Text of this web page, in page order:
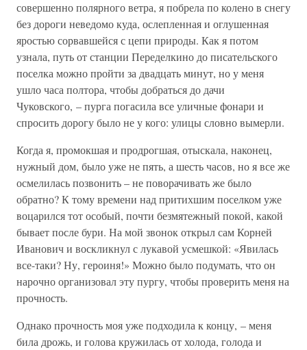
совершенно полярного ветра, я побрела по колено в снегу
без дороги неведомо куда, ослепленная и оглушенная
яростью сорвавшейся с цепи природы. Как я потом
узнала, путь от станции Переделкино до писательского
поселка можно пройти за двадцать минут, но у меня
ушло часа полтора, чтобы добраться до дачи
Чуковского, – пурга погасила все уличные фонари и
спросить дорогу было не у кого: улицы словно вымерли.
Когда я, промокшая и продрогшая, отыскала, наконец,
нужный дом, было уже не пять, а шесть часов, но я все же
осмелилась позвонить – не поворачивать же было
обратно? К тому времени над притихшим поселком уже
воцарился тот особый, почти безмятежный покой, какой
бывает после бури. На мой звонок открыл сам Корней
Иванович и воскликнул с лукавой усмешкой: «Явилась
все-таки? Ну, героиня!» Можно было подумать, что он
нарочно организовал эту пургу, чтобы проверить меня на
прочность.
Однако прочность моя уже подходила к концу, – меня
била дрожь, и голова кружилась от холода, голода и